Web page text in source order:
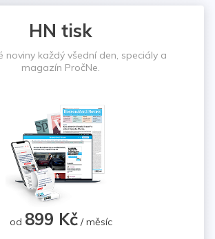
HN tisk
noviny každý všední den, speciály a
magazín PročNe.
od 899 Kč/ měsíc